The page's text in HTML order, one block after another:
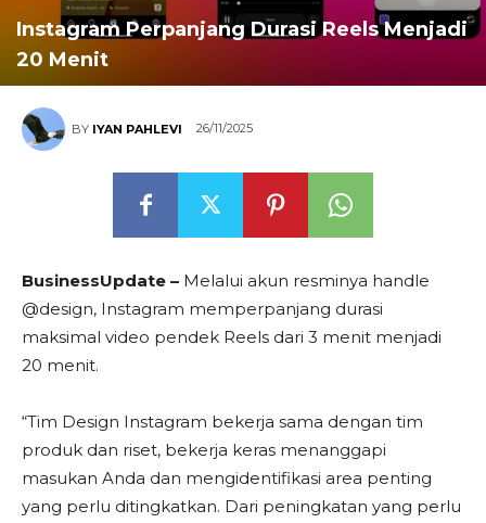
Instagram Perpanjang Durasi Reels Menjadi
20 Menit
BY IYAN PAHLEVI 26/11/2025
BusinessUpdate – Melalui akun resminya handle
@design, Instagram memperpanjang durasi
maksimal video pendek Reels dari 3 menit menjadi
20 menit.
“Tim Design Instagram bekerja sama dengan tim
produk dan riset, bekerja keras menanggapi
masukan Anda dan mengidentifikasi area penting
yang perlu ditingkatkan. Dari peningkatan yang perlu